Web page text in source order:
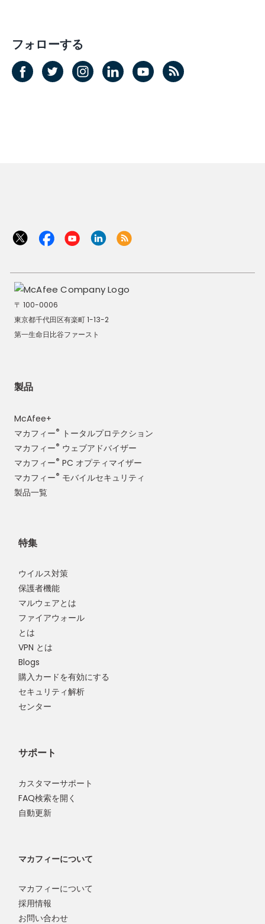
フォローする
〒 100-0006
東京都千代田区有楽町 1-13-2
第一生命日比谷ファースト
製品
McAfee+
マカフィー®
トータルプロテクション
マカフィー® ウェブアドバイザー
マカフィー® PC オプティマイザー
マカフィー® モバイルセキュリティ
製品一覧
特集
ウイルス対策
保護者機能
マルウェアとは
ファイアウォール
とは
VPN とは
Blogs
購入カードを有効にする
セキュリティ解析
センター
サポート
カスタマーサポート
FAQ検索を開く
自動更新
マカフィーについて
マカフィーについて
採用情報
お問い合わせ